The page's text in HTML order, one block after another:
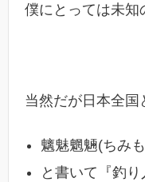
僕にとっては未知
当然だが日本全国
魑魅魍魎(ちみ
と書いて『釣り